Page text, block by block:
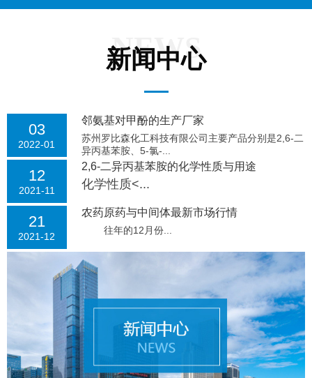
NEWS
新闻中心
03
2022-01
邻氨基对甲酚的生产厂家
苏州罗比森化工科技有限公司主要产品分别是2,6-二
异丙基苯胺、5-氯-...
12
2021-11
2,6-二异丙基苯胺的化学性质与用途
化学性质<...
21
2021-12
农药原药与中间体最新市场行情
往年的12月份...